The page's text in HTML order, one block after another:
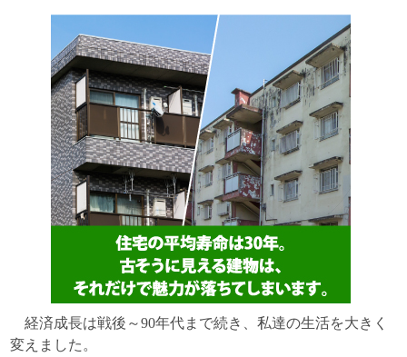
経済成長は戦後～90年代まで続き、私達の生活を大きく
変えました。